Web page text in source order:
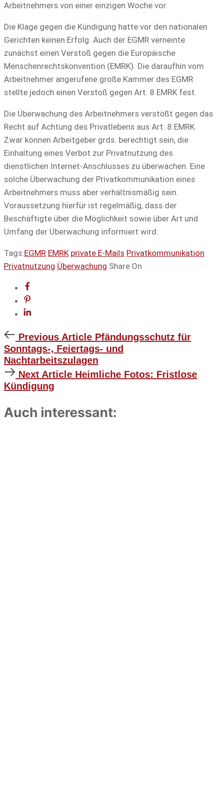
Arbeitnehmers von einer einzigen Woche vor.
Die Klage gegen die Kündigung hatte vor den nationalen
Gerichten keinen Erfolg. Auch der EGMR verneinte
zunächst einen Verstoß gegen die Europäische
Menschenrechtskonvention (EMRK). Die daraufhin vom
Arbeitnehmer angerufene große Kammer des EGMR
stellte jedoch einen Verstoß gegen Art. 8 EMRK fest.
Die Überwachung des Arbeitnehmers verstößt gegen das
Recht auf Achtung des Privatlebens aus Art. 8 EMRK.
Zwar können Arbeitgeber grds. berechtigt sein, die
Einhaltung eines Verbot zur Privatnutzung des
dienstlichen Internet-Anschlusses zu überwachen. Eine
solche Überwachung der Privatkommunikation eines
Arbeitnehmers muss aber verhältnismäßig sein.
Voraussetzung hierfür ist regelmäßig, dass der
Beschäftigte über die Möglichkeit sowie über Art und
Umfang der Überwachung informiert wird.
Tags:EGMR EMRK private E-Mails Privatkommunikation
Privatnutzung Überwachung Share On
Previous
Article
Previous Article Pfändungsschutz für
Sonntags-, Feiertags- und
Nachtarbeitszulagen
Next
Article
Next Article Heimliche Fotos: Fristlose
Kündigung
Auch interessant: